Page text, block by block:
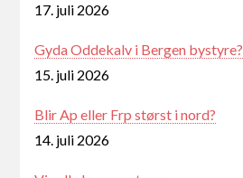
17. juli 2026
Gyda Oddekalv i Bergen bystyre?
15. juli 2026
Blir Ap eller Frp størst i nord?
14. juli 2026